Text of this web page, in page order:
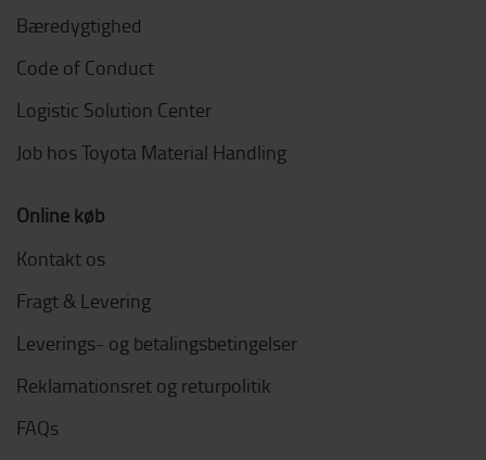
Bæredygtighed
Code of Conduct
Logistic Solution Center
Job hos Toyota Material Handling
Online køb
Kontakt os
Fragt & Levering
Leverings- og betalingsbetingelser
Reklamationsret og returpolitik
FAQs